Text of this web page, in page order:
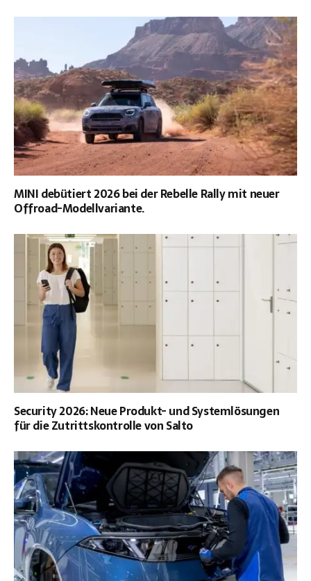
MINI debütiert 2026 bei der Rebelle Rally mit neuer
Offroad-Modellvariante.
Security 2026: Neue Produkt- und Systemlösungen
für die Zutrittskontrolle von Salto